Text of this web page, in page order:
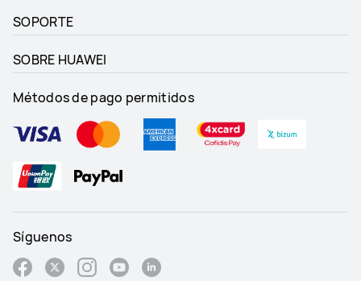
SOPORTE
SOBRE HUAWEI
Métodos de pago permitidos
Síguenos